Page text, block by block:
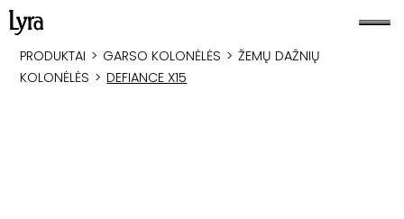
PRODUKTAI > GARSO KOLONĖLĖS > ŽEMŲ DAŽNIŲ
KOLONĖLĖS > DEFIANCE X15